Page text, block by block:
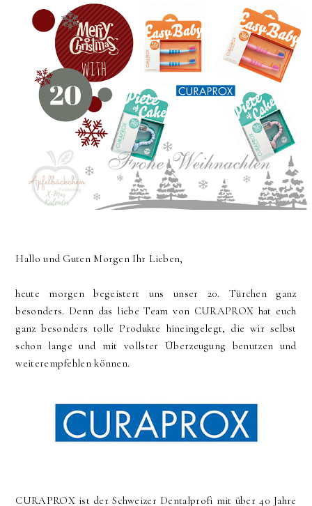
Hallo und Guten Morgen Ihr Lieben,
heute morgen begeistert uns unser 20. Türchen ganz
besonders. Denn das liebe Team von CURAPROX hat euch
ganz besonders tolle Produkte hineingelegt, die wir selbst
schon lange und mit vollster Überzeugung benutzen und
weiterempfehlen können.
CURAPROX ist der Schweizer Dentalprofi mit über 40 Jahre